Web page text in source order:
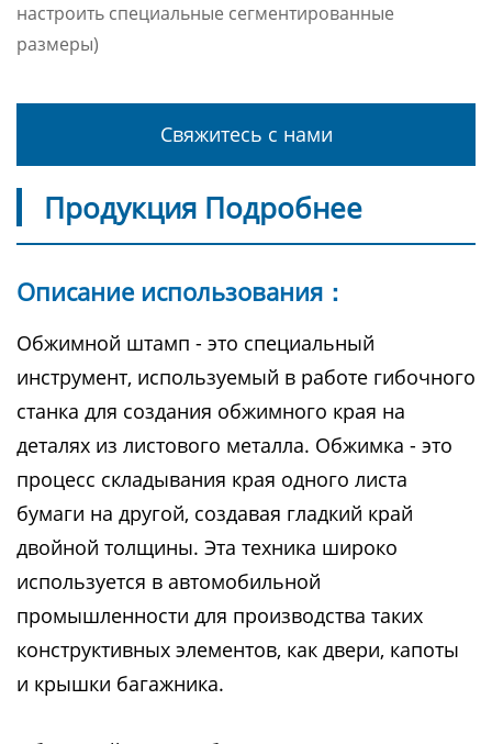
настроить специальные сегментированные
размеры)
Свяжитесь с нами
Продукция Подробнее
Описание использования：
Обжимной штамп - это специальный
инструмент, используемый в работе гибочного
станка для создания обжимного края на
деталях из листового металла. Обжимка - это
процесс складывания края одного листа
бумаги на другой, создавая гладкий край
двойной толщины. Эта техника широко
используется в автомобильной
промышленности для производства таких
конструктивных элементов, как двери, капоты
и крышки багажника.